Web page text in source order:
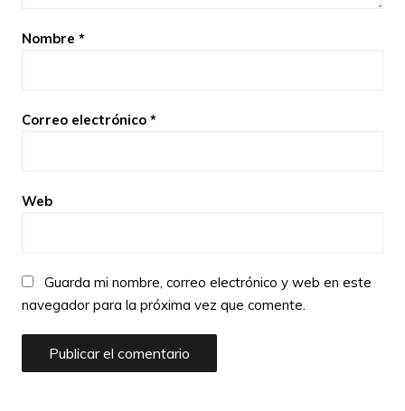
Nombre *
Correo electrónico *
Web
Guarda mi nombre, correo electrónico y web en este
navegador para la próxima vez que comente.